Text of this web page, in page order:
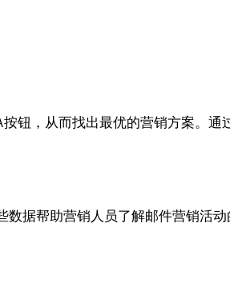
钮，从而找出最优的营销方案。通
据帮助营销人员了解邮件营销活